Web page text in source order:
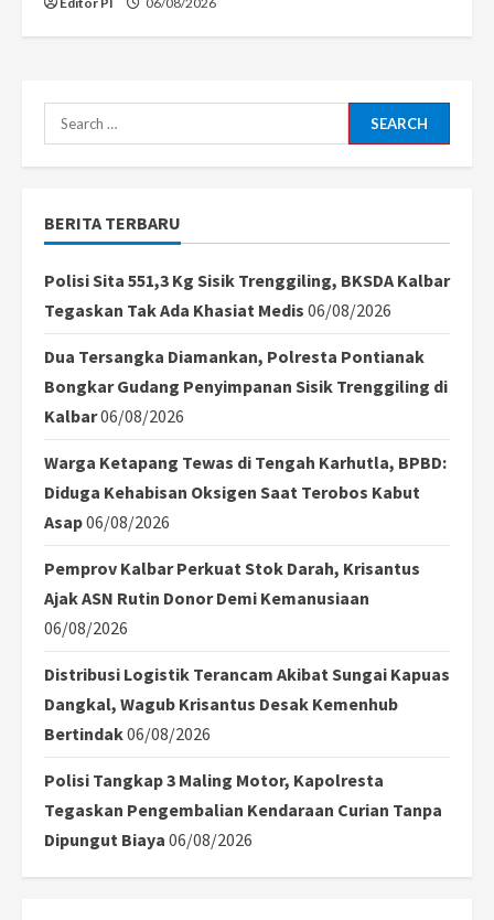
Search
for:
BERITA TERBARU
Polisi Sita 551,3 Kg Sisik Trenggiling, BKSDA Kalbar
Tegaskan Tak Ada Khasiat Medis 06/08/2026
Dua Tersangka Diamankan, Polresta Pontianak
Bongkar Gudang Penyimpanan Sisik Trenggiling di
Kalbar06/08/2026
Warga Ketapang Tewas di Tengah Karhutla, BPBD:
Diduga Kehabisan Oksigen Saat Terobos Kabut
Asap06/08/2026
Pemprov Kalbar Perkuat Stok Darah, Krisantus
Ajak ASN Rutin Donor Demi Kemanusiaan
06/08/2026
Distribusi Logistik Terancam Akibat Sungai Kapuas
Dangkal, Wagub Krisantus Desak Kemenhub
Bertindak06/08/2026
Polisi Tangkap 3 Maling Motor, Kapolresta
Tegaskan Pengembalian Kendaraan Curian Tanpa
Dipungut Biaya 06/08/2026